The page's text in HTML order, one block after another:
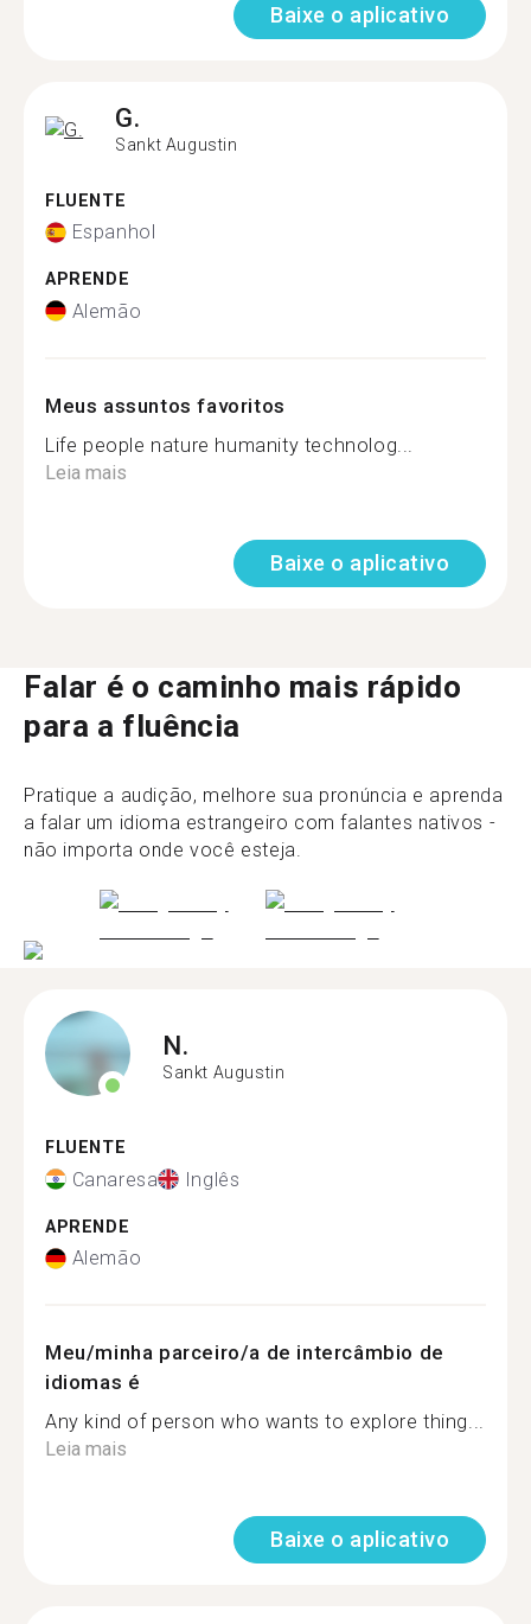
Baixe o aplicativo
G.
Sankt Augustin
FLUENTE
Espanhol
APRENDE
Alemão
Meus assuntos favoritos
Life people nature humanity technolog...
Leia mais
Baixe o aplicativo
Falar é o caminho mais rápido
para a fluência
Pratique a audição, melhore sua pronúncia e aprenda
a falar um idioma estrangeiro com falantes nativos -
não importa onde você esteja.
N.
Sankt Augustin
FLUENTE
Canaresa Inglês
APRENDE
Alemão
Meu/minha parceiro/a de intercâmbio de
idiomas é
Any kind of person who wants to explore thing...
Leia mais
Baixe o aplicativo